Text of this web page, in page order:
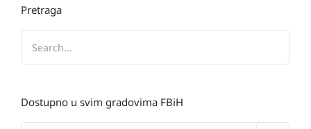
Pretraga
Dostupno u svim gradovima FBiH